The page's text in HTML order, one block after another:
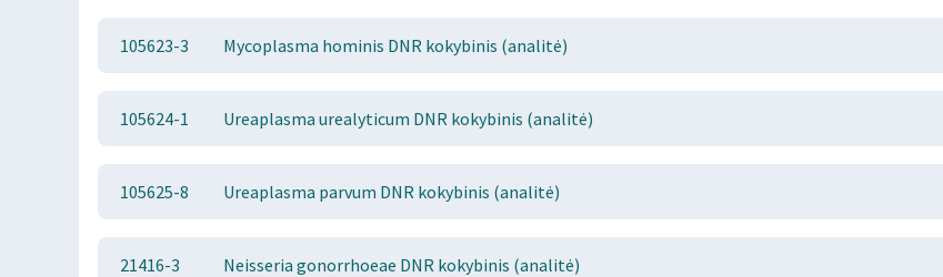
105623-3 Mycoplasma hominis DNR kokybinis (analitė)
105624-1 Ureaplasma urealyticum DNR kokybinis (analitė)
105625-8 Ureaplasma parvum DNR kokybinis (analitė)
21416-3 Neisseria gonorrhoeae DNR kokybinis (analitė)